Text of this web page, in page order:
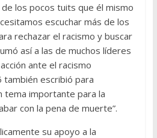
de los pocos tuits que él mismo
escuchar más de los
rechazar el racismo y buscar
así a las de muchos líderes
ante el racismo
también escribió para
tema importante para la
con la pena de muerte”.
su apoyo a la